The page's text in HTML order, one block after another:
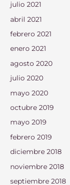
julio 2021
abril 2021
febrero 2021
enero 2021
agosto 2020
julio 2020
mayo 2020
octubre 2019
mayo 2019
febrero 2019
diciembre 2018
noviembre 2018
septiembre 2018